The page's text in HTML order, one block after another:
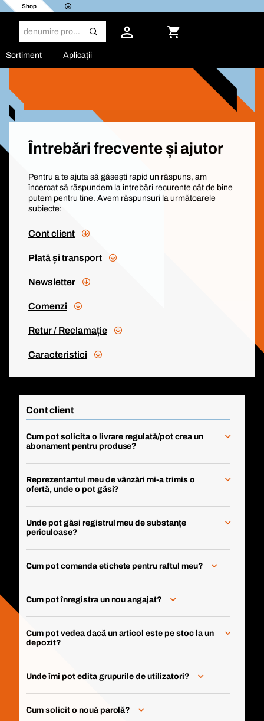
Shop
Sortiment Aplicaţii
Întrebări frecvente și ajutor
Pentru a te ajuta să găsești rapid un răspuns, am
încercat să răspundem la întrebări recurente cât de bine
putem pentru tine. Avem răspunsuri la următoarele
subiecte:
Cont client
Plată și transport
Newsletter
Comenzi
Retur / Reclamație
Caracteristici
Cont client
Cum pot solicita o livrare regulată/pot crea un
abonament pentru produse?
Reprezentantul meu de vânzări mi-a trimis o
ofertă, unde o pot găsi?
Unde pot găsi registrul meu de substanțe
periculoase?
Cum pot comanda etichete pentru raftul meu?
Cum pot înregistra un nou angajat?
Cum pot vedea dacă un articol este pe stoc la un
depozit?
Unde îmi pot edita grupurile de utilizatori?
Cum solicit o nouă parolă?